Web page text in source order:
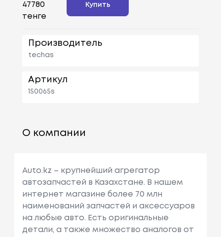
47780
тенге
Купить
Производитель
techas
Артикул
150065s
О компании
Auto.kz – крупнейший агрегатор
автозапчастей в Казахстане. В нашем
интернет магазине более 70 млн
наименований запчастей и аксессуаров
на любые авто. Есть оригинальные
детали, а также множество аналогов от